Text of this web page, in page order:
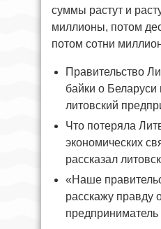
суммы растут и
миллионы, потом
потом сотни
Правительство
байки о
литовский
Что потеряла
экономических
рассказал
«Наше
расскажу правду